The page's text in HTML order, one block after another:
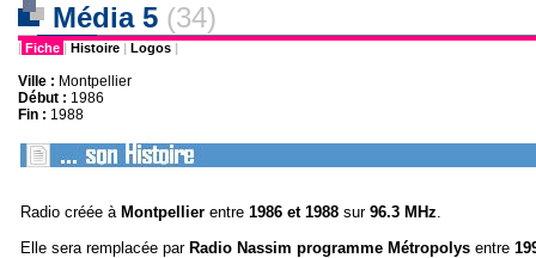
Média 5 (34)
| Fiche | Histoire | Logos |
Ville : Montpellier
Début : 1986
Fin : 1988
Radio créée à Montpellier entre 1986 et 1988 sur 96.3 MHz.
Elle sera remplacée par Radio Nassim programme Métropolys entre